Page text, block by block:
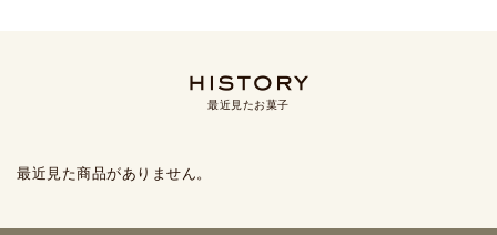
最近見たお菓子
最近見た商品がありません。